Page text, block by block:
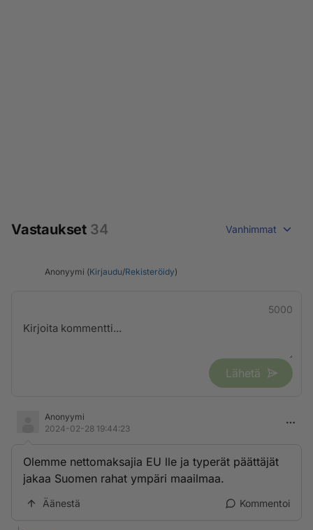
Vastaukset 34 Vanhimmat
Anonyymi (Kirjaudu/Rekisteröidy)
5000
Lähetä
Anonyymi
2024-02-28 19:44:23
Olemme nettomaksajia EU lle ja typerät päättäjät
jakaa Suomen rahat ympäri maailmaa.
Äänestä Kommentoi